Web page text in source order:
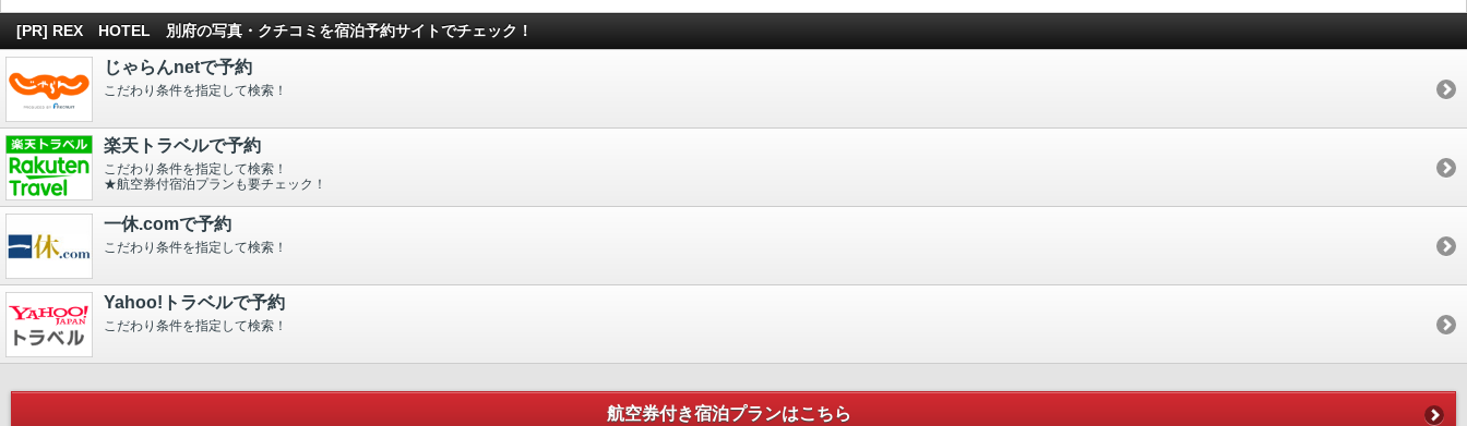
[PR] REX HOTEL 別府の写真・クチコミを宿泊予約サイトでチェック！
じゃらんnetで予約
こだわり条件を指定して検索！
楽天トラベルで予約
こだわり条件を指定して検索！
★航空券付宿泊プランも要チェック！
一休.comで予約
こだわり条件を指定して検索！
Yahoo!トラベルで予約
こだわり条件を指定して検索！
航空券付き宿泊プランはこちら